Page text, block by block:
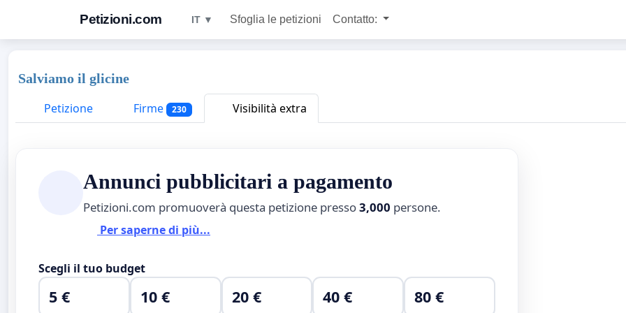
Petizioni.com IT ▼ Sfoglia le petizioni Contatto:
Salviamo il glicine
Petizione
Firme 230 Visibilità extra
Annunci pubblicitari a pagamento
Petizioni.com promuoverà questa petizione presso3,000 persone.
Per saperne di più...
Scegli il tuo budget
5 € 10 € 20 € 40 € 80 €